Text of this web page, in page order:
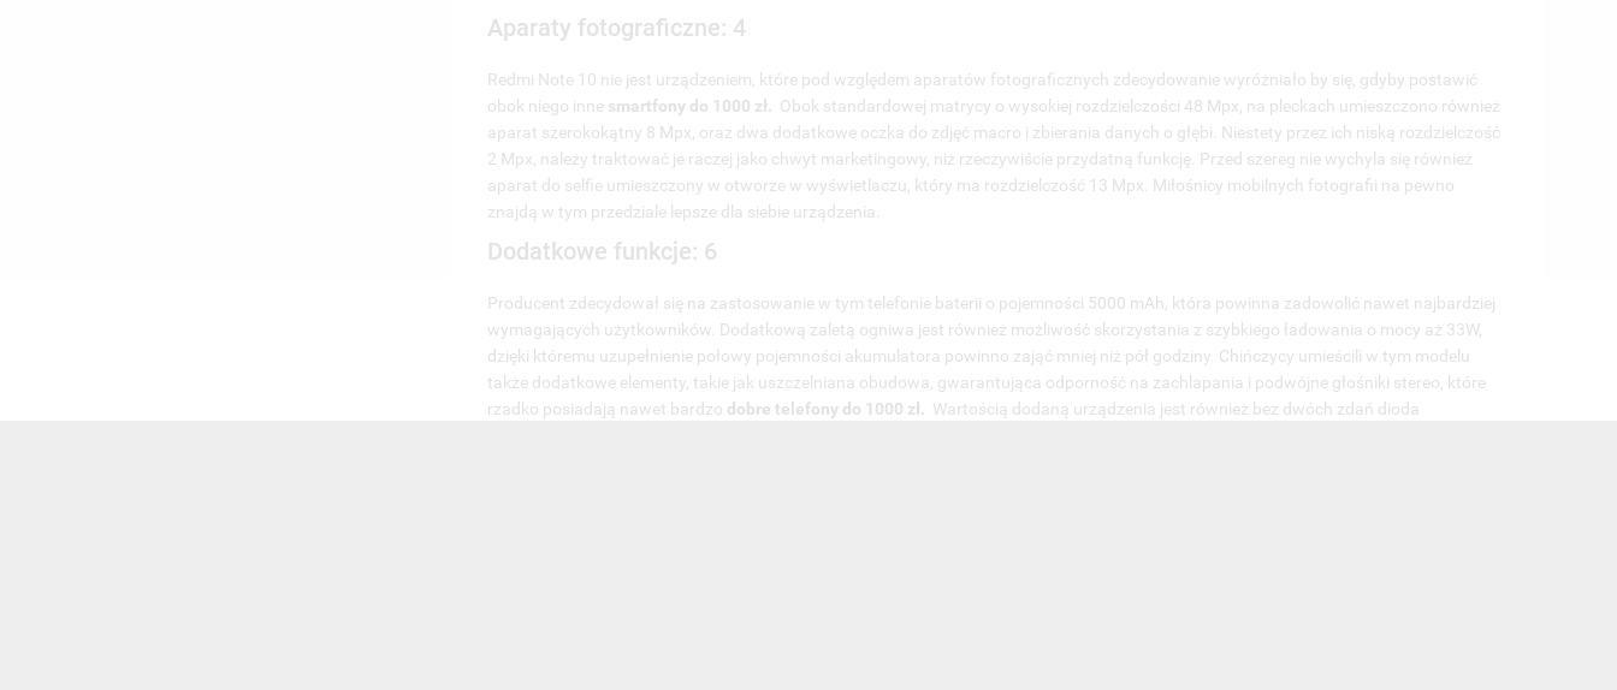
Aparaty fotograficzne: 4
Redmi Note 10 nie jest urządzeniem, które pod względem aparatów fotograficznych zdecydowanie wyróżniało by się, gdyby postawić
obok niego inne smartfony do 1000 zł. Obok standardowej matrycy o wysokiej rozdzielczości 48 Mpx, na pleckach umieszczono również
aparat szerokokątny 8 Mpx, oraz dwa dodatkowe oczka do zdjęć macro i zbierania danych o głębi. Niestety przez ich niską rozdzielczość
2 Mpx, należy traktować je raczej jako chwyt marketingowy, niż rzeczywiście przydatną funkcję. Przed szereg nie wychyla się również
aparat do selfie umieszczony w otworze w wyświetlaczu, który ma rozdzielczość 13 Mpx. Miłośnicy mobilnych fotografii na pewno
znajdą w tym przedziale lepsze dla siebie urządzenia.
Dodatkowe funkcje: 6
Producent zdecydował się na zastosowanie w tym telefonie baterii o pojemności 5000 mAh, która powinna zadowolić nawet najbardziej
wymagających użytkowników. Dodatkową zaletą ogniwa jest również możliwość skorzystania z szybkiego ładowania o mocy aż 33W,
dzięki któremu uzupełnienie połowy pojemności akumulatora powinno zająć mniej niż pół godziny. Chińczycy umieścili w tym modelu
także dodatkowe elementy, takie jak uszczelniana obudowa, gwarantująca odporność na zachlapania i podwójne głośniki stereo, które
rzadko posiadają nawet bardzo dobre telefony do 1000 zł. Wartością dodaną urządzenia jest również bez dwóch zdań dioda